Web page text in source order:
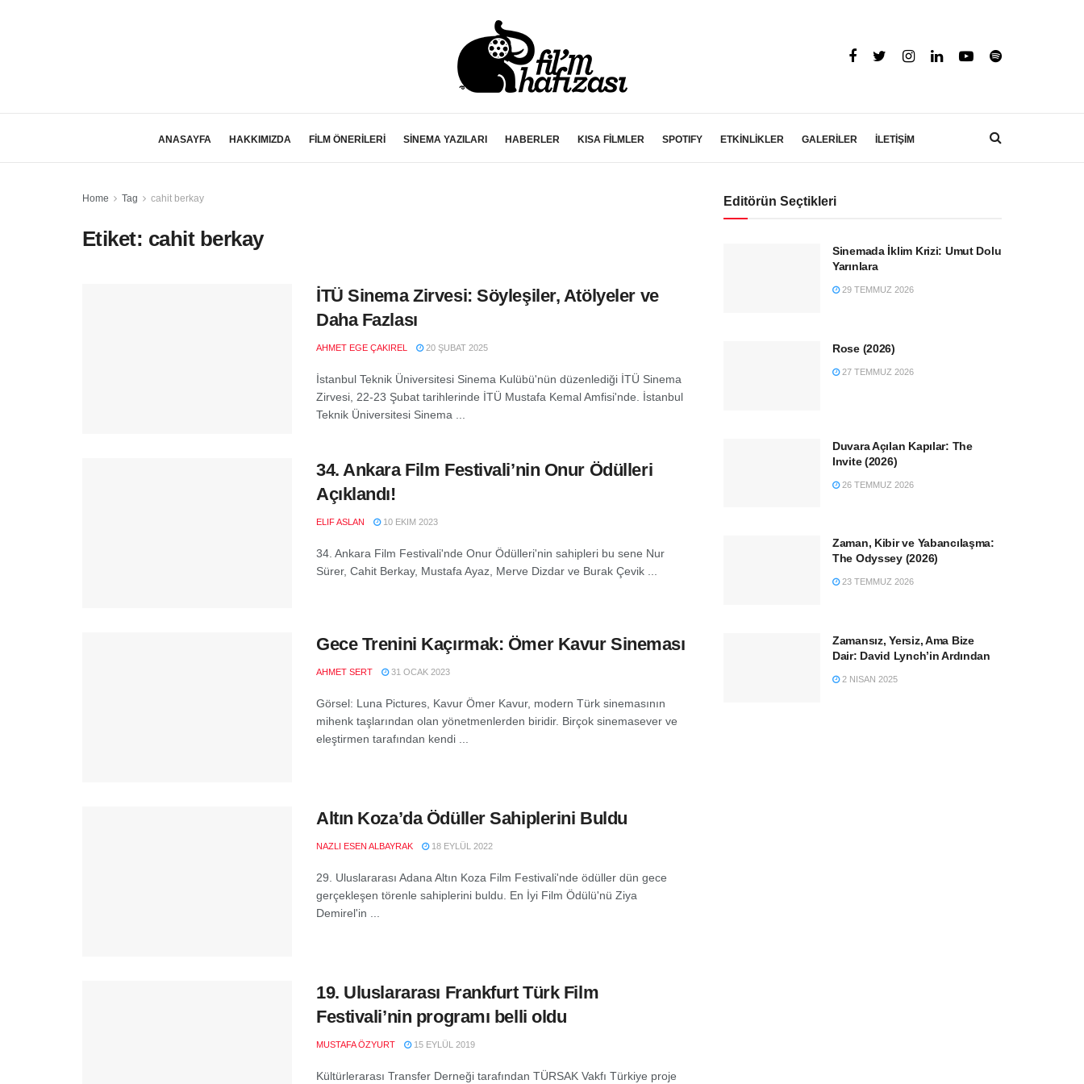
ANASAYFA HAKKIMIZDA FİLM ÖNERİLERİ SİNEMA YAZILARI HABERLER KISA FİLMLER SPOTIFY ETKİNLİKLER GALERİLER İLETİŞİM
Home Tag cahit berkay
Etiket: cahit berkay
İTÜ Sinema Zirvesi: Söyleşiler, Atölyeler ve
Daha Fazlası
AHMET EGE ÇAKIREL 20 ŞUBAT 2025
İstanbul Teknik Üniversitesi Sinema Kulübü'nün düzenlediği İTÜ Sinema
Zirvesi, 22-23 Şubat tarihlerinde İTÜ Mustafa Kemal Amfisi'nde. İstanbul
Teknik Üniversitesi Sinema ...
34. Ankara Film Festivali’nin Onur Ödülleri
Açıklandı!
ELIF ASLAN 10 EKIM 2023
34. Ankara Film Festivali'nde Onur Ödülleri'nin sahipleri bu sene Nur
Sürer, Cahit Berkay, Mustafa Ayaz, Merve Dizdar ve Burak Çevik ...
Gece Trenini Kaçırmak: Ömer Kavur Sineması
AHMET SERT 31 OCAK 2023
Görsel: Luna Pictures, Kavur Ömer Kavur, modern Türk sinemasının
mihenk taşlarından olan yönetmenlerden biridir. Birçok sinemasever ve
eleştirmen tarafından kendi ...
Altın Koza’da Ödüller Sahiplerini Buldu
NAZLI ESEN ALBAYRAK 18 EYLÜL 2022
29. Uluslararası Adana Altın Koza Film Festivali'nde ödüller dün gece
gerçekleşen törenle sahiplerini buldu. En İyi Film Ödülü'nü Ziya
Demirel'in ...
19. Uluslararası Frankfurt Türk Film
Festivali’nin programı belli oldu
MUSTAFA ÖZYURT 15 EYLÜL 2019
Kültürlerarası Transfer Derneği tarafından TÜRSAK Vakfı Türkiye proje
Editörün Seçtikleri
Sinemada İklim Krizi: Umut Dolu
Yarınlara
29 TEMMUZ 2026
Rose (2026)
27 TEMMUZ 2026
Duvara Açılan Kapılar: The
Invite (2026)
26 TEMMUZ 2026
Zaman, Kibir ve Yabancılaşma:
The Odyssey (2026)
23 TEMMUZ 2026
Zamansız, Yersiz, Ama Bize
Dair: David Lynch’in Ardından
2 NISAN 2025